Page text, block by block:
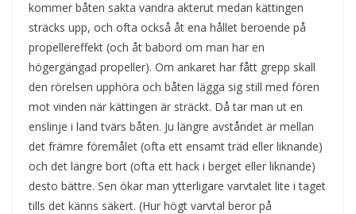
kommer båten sakta vandra akterut medan kättingen
sträcks upp, och ofta också åt ena hållet beroende på
propellereffekt (och åt babord om man har en
högergängad propeller). Om ankaret har fått grepp skall
den rörelsen upphöra och båten lägga sig still med fören
mot vinden när kättingen är sträckt. Då tar man ut en
enslinje i land tvärs båten. Ju längre avståndet är mellan
det främre föremålet (ofta ett ensamt träd eller liknande)
och det längre bort (ofta ett hack i berget eller liknande)
desto bättre. Sen ökar man ytterligare varvtalet lite i taget
tills det känns säkert. (Hur högt varvtal beror på